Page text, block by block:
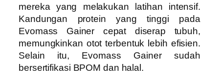
mereka yang melakukan latihan intensif.
Kandungan protein yang tinggi pada
Evomass Gainer cepat diserap tubuh,
memungkinkan otot terbentuk lebih efisien.
Selain itu, Evomass Gainer sudah
bersertifikasi BPOM dan halal.